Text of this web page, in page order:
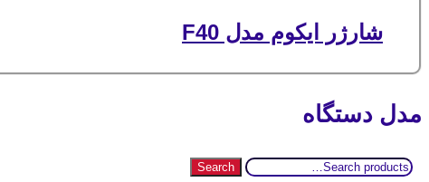
شارژر ایکوم مدل F40
مدل دستگاه
Search
Search